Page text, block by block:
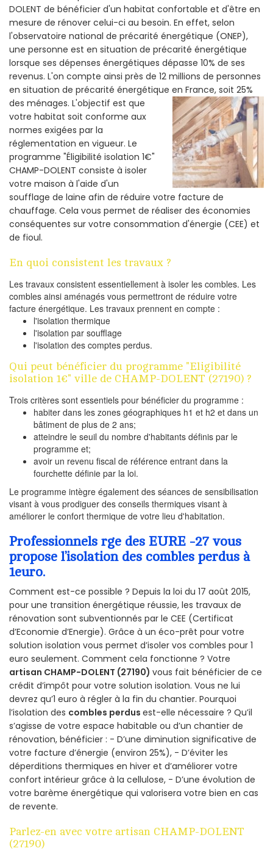
DOLENT de bénéficier d'un habitat confortable et d'être en
mesure de rénover celui-ci au besoin. En effet, selon
l'observatoire national de précarité énergétique (ONEP),
une personne est en situation de précarité énergétique
lorsque ses dépenses énergétiques dépasse 10% de ses
revenus. L'on compte ainsi près de 12 millions de personnes
en situation de précarité énergétique en France, soit 25%
des ménages. L'objectif est que
votre habitat soit conforme aux
normes exigées par la
réglementation en vigueur. Le
programme "Éligibilité isolation 1€"
CHAMP-DOLENT consiste à isoler
votre maison à l'aide d'un
soufflage de laine afin de réduire votre facture de
chauffage. Cela vous permet de réaliser des économies
conséquentes sur votre consommation d'énergie (CEE) et
de fioul.
En quoi consistent les travaux ?
Les travaux consistent essentiellement à isoler les combles. Les
combles ainsi aménagés vous permettront de réduire votre
facture énergétique. Les travaux prennent en compte :
l'isolation thermique
l'isolation par soufflage
l'isolation des comptes perdus.
Qui peut bénéficier du programme "Eligibilité
isolation 1€" ville de CHAMP-DOLENT (27190) ?
Trois critères sont essentiels pour bénéficier du programme :
habiter dans les zones géographiques h1 et h2 et dans un
bâtiment de plus de 2 ans;
atteindre le seuil du nombre d'habitants définis par le
programme et;
avoir un revenu fiscal de référence entrant dans la
fourchette définie par la loi.
Le programme intègre également des séances de sensibilisation
visant à vous prodiguer des conseils thermiques visant à
améliorer le confort thermique de votre lieu d'habitation.
Professionnels rge des EURE -27 vous
propose l’isolation des combles perdus à
1euro.
Comment est-ce possible ? Depuis la loi du 17 août 2015,
pour une transition énergétique réussie, les travaux de
rénovation sont subventionnés par le CEE (Certificat
d’Economie d’Energie). Grâce à un éco-prêt pour votre
solution isolation vous permet d’isoler vos combles pour 1
euro seulement. Comment cela fonctionne ? Votre
artisan CHAMP-DOLENT (27190) vous fait bénéficier de ce
crédit d’impôt pour votre solution isolation. Vous ne lui
devrez qu’1 euro à régler à la fin du chantier. Pourquoi
l’isolation des combles perdus est-elle nécessaire ? Qu’il
s’agisse de votre espace habitable ou d’un chantier de
rénovation, bénéficier : - D’une diminution significative de
votre facture d’énergie (environ 25%), - D’éviter les
déperditions thermiques en hiver et d’améliorer votre
confort intérieur grâce à la cellulose, - D’une évolution de
votre barème énergétique qui valorisera votre bien en cas
de revente.
Parlez-en avec votre artisan CHAMP-DOLENT
(27190)